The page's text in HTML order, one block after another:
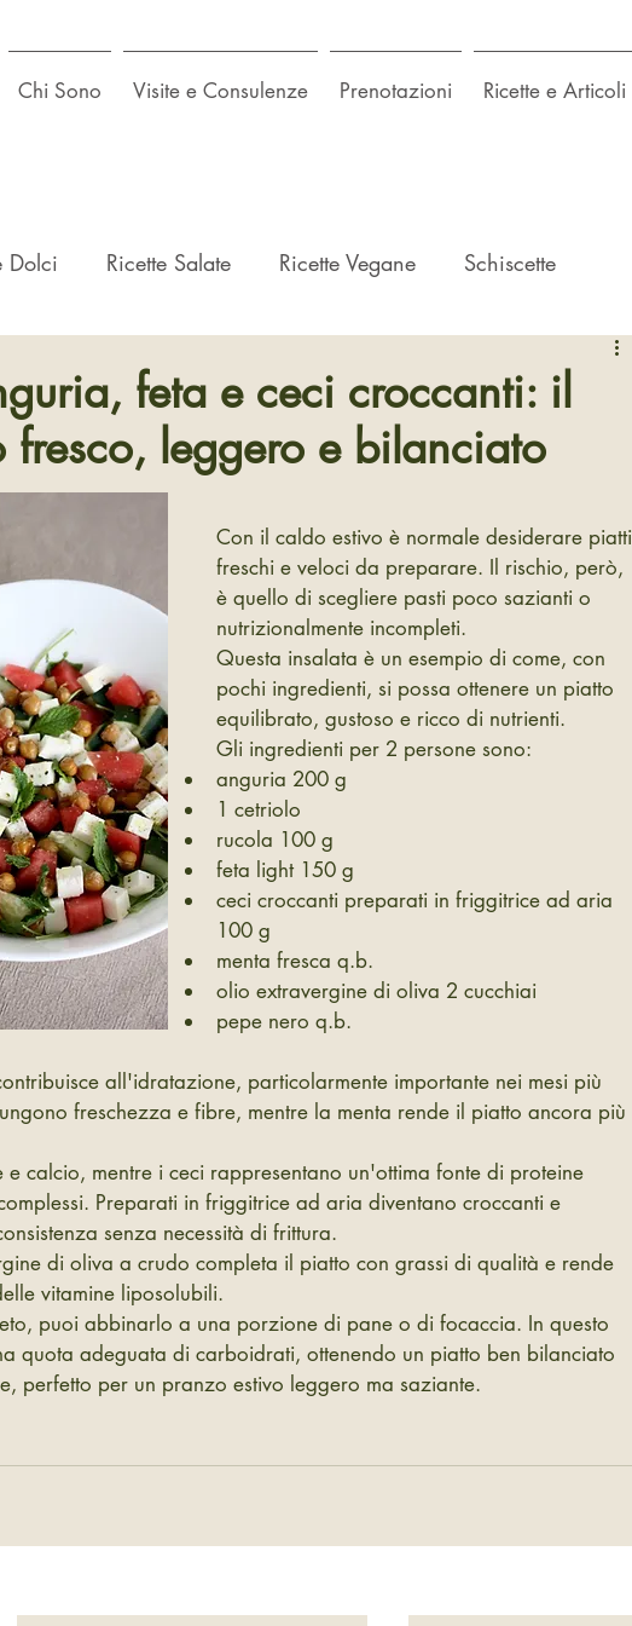
Chi Sono Visite e Consulenze Prenotazioni Ricette e Articoli
Dolci Ricette Salate Ricette Vegane Schiscette
feta e ceci croccanti: il
fresco, leggero e bilanciato
Con il caldo estivo è normale desiderare piatti
freschi e veloci da preparare. Il rischio, però,
è quello di scegliere pasti poco sazianti o
nutrizionalmente incompleti.
Questa insalata è un esempio di come, con
pochi ingredienti, si possa ottenere un piatto
equilibrato, gustoso e ricco di nutrienti.
Gli ingredienti per 2 persone sono:
anguria 200 g
1 cetriolo
rucola 100 g
feta light 150 g
ceci croccanti preparati in friggitrice ad aria
100 g
menta fresca q.b.
olio extravergine di oliva 2 cucchiai
pepe nero q.b.
all'idratazione, particolarmente importante nei mesi più
freschezza e fibre, mentre la menta rende il piatto ancora più
e calcio, mentre i ceci rappresentano un'ottima fonte di proteine
Preparati in friggitrice ad aria diventano croccanti e
senza necessità di frittura.
di oliva a crudo completa il piatto con grassi di qualità e rende
vitamine liposolubili.
puoi abbinarlo a una porzione di pane o di focaccia. In questo
quota adeguata di carboidrati, ottenendo un piatto ben bilanciato
perfetto per un pranzo estivo leggero ma saziante.